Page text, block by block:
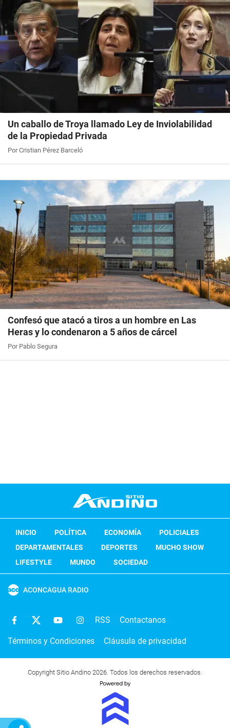
Un caballo de Troya llamado Ley de Inviolabilidad
de la Propiedad Privada
Por Cristian Pérez Barceló
Confesó que atacó a tiros a un hombre en Las
Heras y lo condenaron a 5 años de cárcel
Por Pablo Segura
INICIO POLÍTICA ECONOMÍA
POLICIALES
DEPARTAMENTALES
DEPORTES
MUCHO SHOW
LIFESTYLE
MUNDO SOCIEDAD
ACONCAGUA RADIO
RSS Contactanos
Términos y Condiciones Cláusula de privacidad
Copyright Sitio Andino 2026. Todos los derechos reservados.